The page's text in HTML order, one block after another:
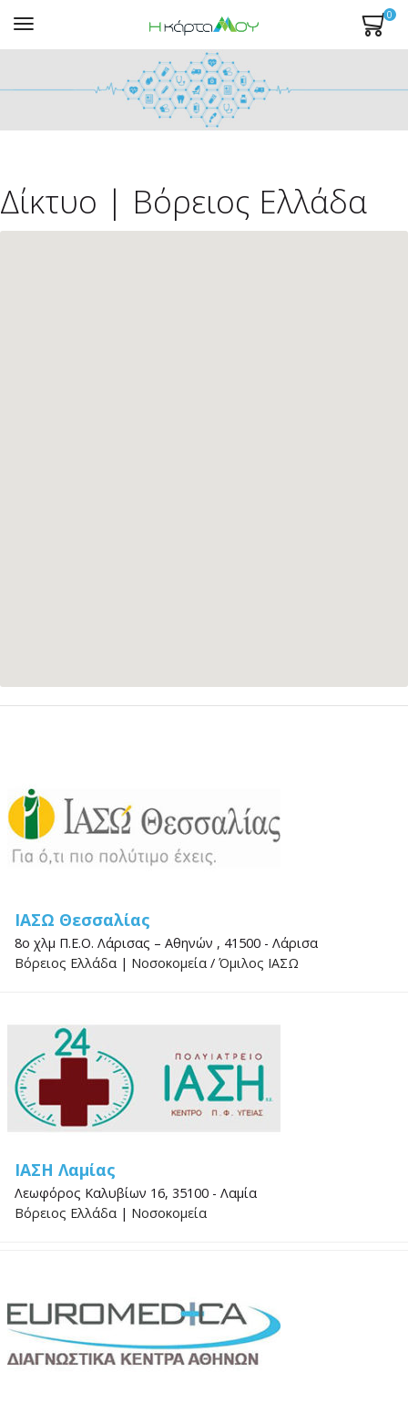
0
Mενού
Δίκτυο | Βόρειος Ελλάδα
ΙΑΣΩ Θεσσαλίας
8ο χλμ Π.Ε.Ο. Λάρισας – Αθηνών , 41500 - Λάρισα
Βόρειος Ελλάδα | Νοσοκομεία / Όμιλος ΙΑΣΩ
ΙΑΣΗ Λαμίας
Λεωφόρος Καλυβίων 16, 35100 - Λαμία
Βόρειος Ελλάδα | Νοσοκομεία